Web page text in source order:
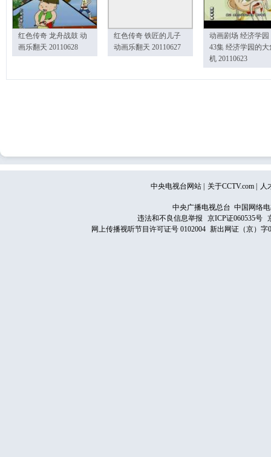
红色传奇 龙舟战鼓 动
画乐翻天 20110628
红色传奇 铁匠的儿子
动画乐翻天 20110627
动画剧场 经济学园
43集 经济学园的大
机 20110623
中央电视台网站 关于CCTV.com 人
中央广播电视总台 中国网络
违法和不良信息举报
京ICP证060535号
网上传播视听节目许可证号 0102004 新出网证（京）